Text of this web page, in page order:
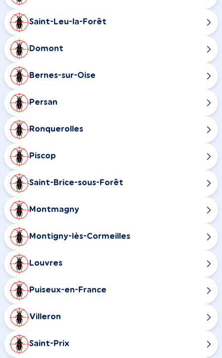
Saint-Leu-la-Forêt
Domont
Bernes-sur-Oise
Persan
Ronquerolles
Piscop
Saint-Brice-sous-Forêt
Montmagny
Montigny-lès-Cormeilles
Louvres
Puiseux-en-France
Villeron
Saint-Prix